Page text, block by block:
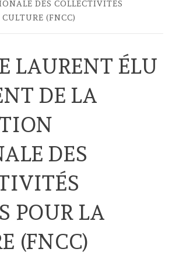
DES COLLECTIVITÉS
(FNCC)
LAURENT ÉLU
DE LA
DES
POUR LA
(FNCC)